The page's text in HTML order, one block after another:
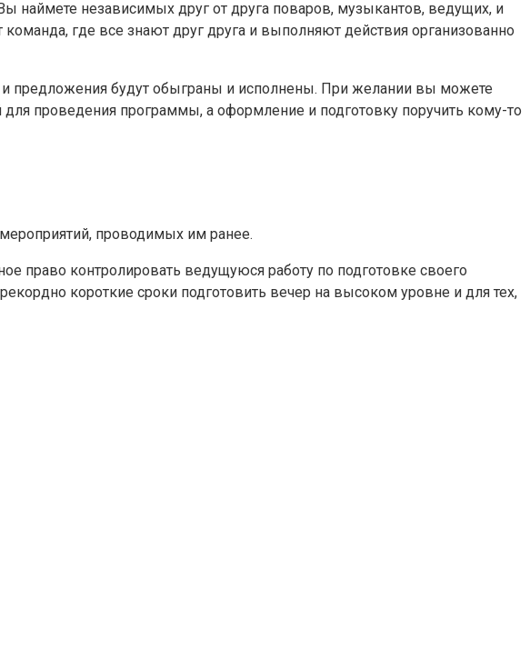
наймете независимых друг от друга поваров, музыкантов, ведущих, и
где все знают друг друга и выполняют действия организованно
предложения будут обыграны и исполнены. При желании вы можете
проведения программы, а оформление и подготовку поручить кому-то
проводимых им ранее.
право контролировать ведущуюся работу по подготовке своего
короткие сроки подготовить вечер на высоком уровне и для тех,